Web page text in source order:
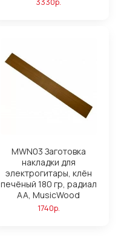
MWN03 Заготовка
накладки для
электрогитары, клён
печёный 180 гр, радиал
АА, MusicWood
1740р.